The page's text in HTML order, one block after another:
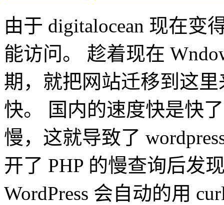
由于 digitalocean 现在变
能访问。 趁着现在
期，就把网站迁移到这
快。 国内的速度快是快
慢，这就导致了
开了 PHP 的慢查询后发
WordPress 会自动的用